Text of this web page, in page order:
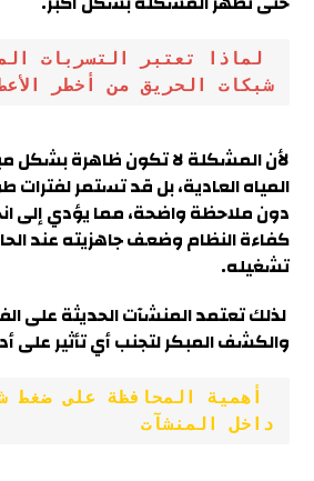
شبكات الحريق من أخطر
لأن المشكلة لا تكون ظاهرة بشكل
المياه العادية، بل قد تستمر
دون ملاحظة واضحة، مما يؤدي إلى
كفاءة النظام وضعف جاهزيته عند
تشغيله.
لذلك تعتمد المنشآت الحديثة على
والكشف المبكر لتجنب أي تأثير على
داخل المنشآت